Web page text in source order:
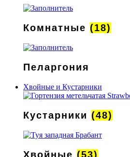
Комнатные (18)
Пеларгония
Хвойные и Кустарники
Кустарники (48)
Хвойные (53)